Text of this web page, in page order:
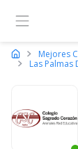
Mejores
Las Palmas